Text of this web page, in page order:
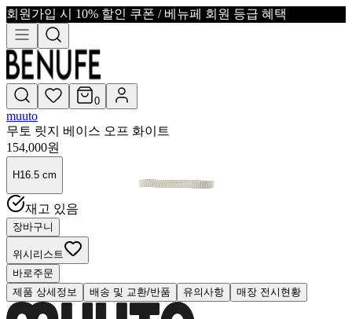
회원가입 시 10% 할인 쿠폰 / 베뉴페 회원 등급 혜택
0
muuto
무토 릿지 베이스 오프 화이트
154,000원
H16.5 cm
재고 있음
장바구니
위시리스트
바로주문
제품 상세정보
배송 및 교환/반품 유의사항 매장 전시현황